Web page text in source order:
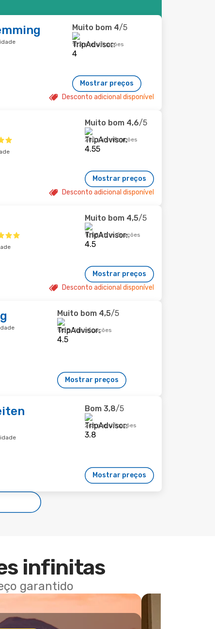
Muito bom 4/5
153 classificações
Mostrar preços
Desconto adicional disponível
Muito bom 4,6/5
200 classificações
Mostrar preços
Desconto adicional disponível
Muito bom 4,5/5
1058 classificações
Mostrar preços
Desconto adicional disponível
Muito bom 4,5/5
1753 classificações
Mostrar preços
Bom 3,8/5
262 classificações
Mostrar preços
infinitas
garantido